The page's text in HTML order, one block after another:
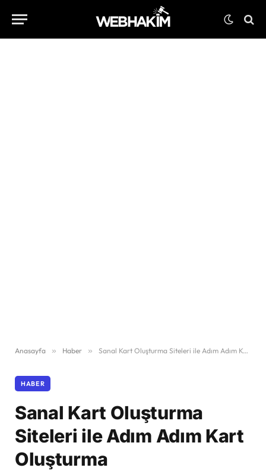
Anasayfa » Haber » Sanal Kart Oluşturma Siteleri ile Adım Adım Kart Oluşturma
HABER
Sanal Kart Oluşturma
Siteleri ile Adım Adım Kart
Oluşturma